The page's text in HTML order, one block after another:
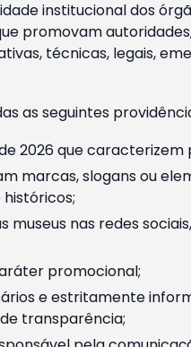
institucional dos
promovam
técnicas, legais,
as seguintes
2026 que
marcas, slogans ou
nas redes
promocional;
e estritamente
transparência;